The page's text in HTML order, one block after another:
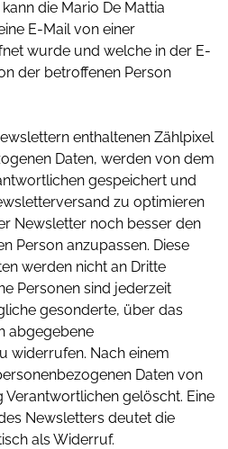
die Mario De Mattia
E-Mail von einer
wurde und welche in der E-
der betroffenen Person
enthaltenen Zählpixel
Daten, werden von dem
gespeichert und
zu optimieren
Newsletter noch besser den
Person anzupassen. Diese
werden nicht an Dritte
Personen sind jederzeit
gesonderte, über das
abgegebene
widerrufen. Nach einem
Daten von
gelöscht. Eine
Newsletters deutet die
als Widerruf.